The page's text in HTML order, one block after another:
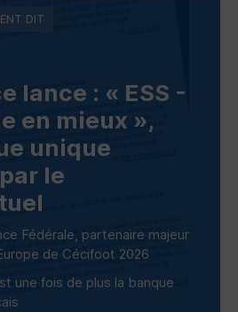
lance : « ESS -
en mieux »,
unique
le
Fédérale, partenaire majeur
de Cécifoot 2026
une fois de plus la banque
DIT